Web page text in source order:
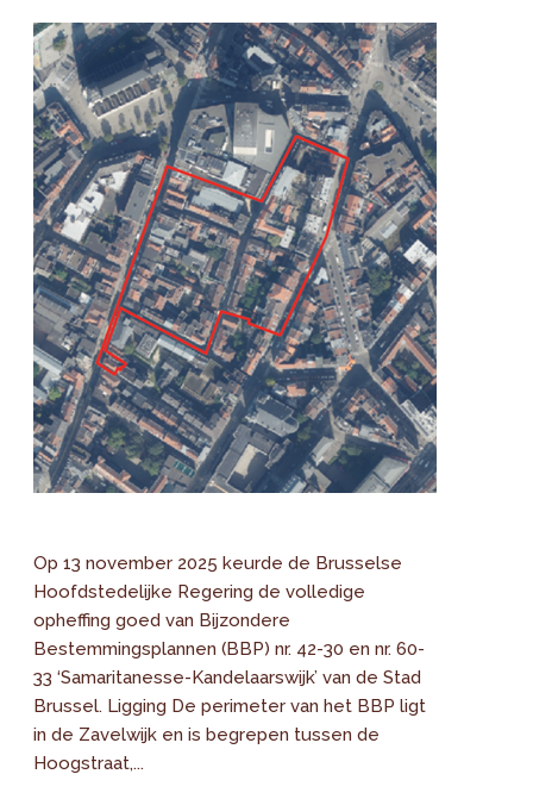
Op 13 november 2025 keurde de Brusselse
Hoofdstedelijke Regering de volledige
opheffing goed van Bijzondere
Bestemmingsplannen (BBP) nr. 42-30 en nr. 60-
33 ‘Samaritanesse-Kandelaarswijk’ van de Stad
Brussel. Ligging De perimeter van het BBP ligt
in de Zavelwijk en is begrepen tussen de
Hoogstraat,...